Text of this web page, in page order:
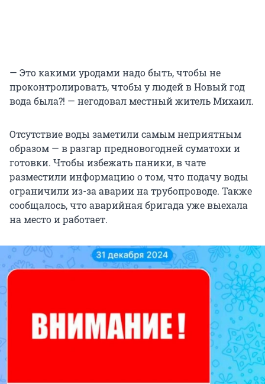
— Это какими уродами надо быть, чтобы не
проконтролировать, чтобы у людей в Новый год
вода была?! — негодовал местный житель Михаил.
Отсутствие воды заметили самым неприятным
образом — в разгар предновогодней суматохи и
готовки. Чтобы избежать паники, в чате
разместили информацию о том, что подачу воды
ограничили из-за аварии на трубопроводе. Также
сообщалось, что аварийная бригада уже выехала
на место и работает.